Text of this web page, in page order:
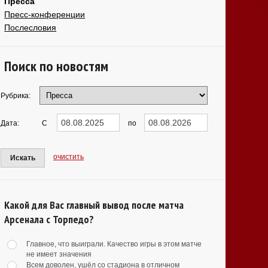
Пресс-конференции
Послесловия
Поиск по новостям
Рубрика:
Дата: С по
Искать очистить
Какой для Вас главный вывод после матча
Арсенала с Торпедо?
Главное, что выиграли. Качество игры в этом матче
не имеет значения
Всем доволен, ушёл со стадиона в отличном